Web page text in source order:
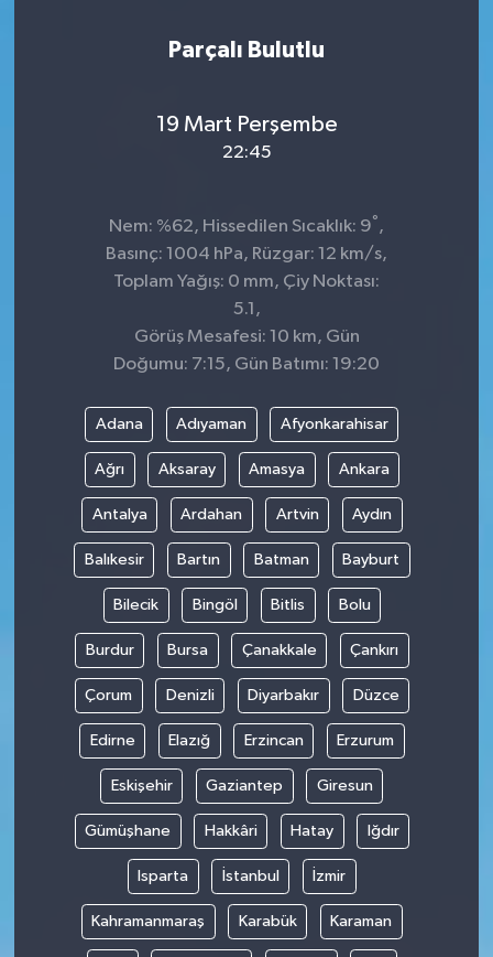
Parçalı Bulutlu
19 Mart Perşembe
22:45
Nem: %62, Hissedilen Sıcaklık: 9°,
Basınç: 1004 hPa, Rüzgar: 12 km/s,
Toplam Yağış: 0 mm, Çiy Noktası:
5.1,
Görüş Mesafesi: 10 km, Gün
Doğumu: 7:15, Gün Batımı: 19:20
Adana Adıyaman Afyonkarahisar
Ağrı Aksaray Amasya Ankara
Antalya Ardahan Artvin Aydın
Balıkesir Bartın Batman Bayburt
Bilecik Bingöl Bitlis Bolu
Burdur Bursa Çanakkale Çankırı
Çorum Denizli Diyarbakır Düzce
Edirne Elazığ Erzincan Erzurum
Eskişehir Gaziantep Giresun
Gümüşhane Hakkâri Hatay Iğdır
Isparta İstanbul İzmir
Kahramanmaraş Karabük Karaman